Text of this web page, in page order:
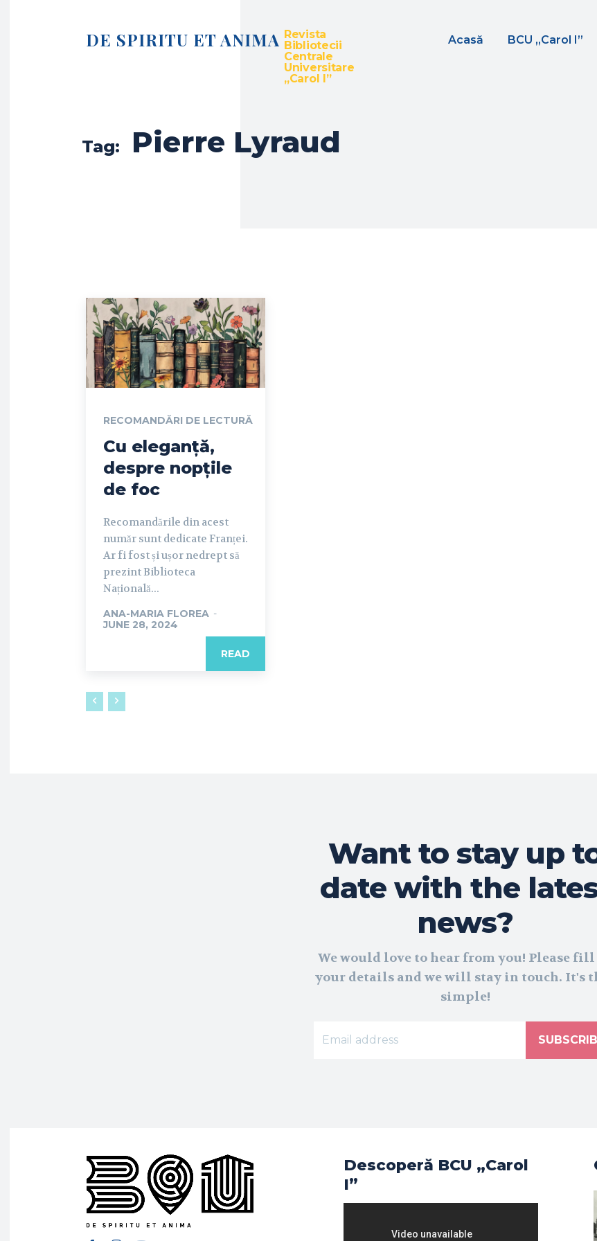
DE SPIRITU ET ANIMA Revista
Bibliotecii
Centrale
Universitare
„Carol I”
Acasă BCU „Carol I”
Tag: Pierre Lyraud
RECOMANDĂRI DE LECTURĂ
Cu eleganță,
despre nopțile
de foc
Recomandările din acest
număr sunt dedicate Franței.
Ar fi fost și ușor nedrept să
prezint Biblioteca
Națională...
ANA-MARIA FLOREA -
JUNE 28, 2024
READ
Want to stay up
date with the
news?
We would love to hear from you! Please
your details and we will stay in touch. It's
simple!
Descoperă BCU „Carol
I”